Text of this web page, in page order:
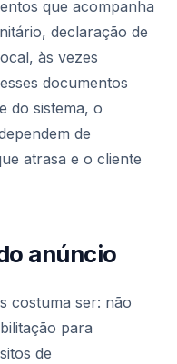
que acompanha
declaração de
às vezes
documentos
do sistema, o
de
atrasa e o cliente
anúncio
costuma ser: não
para
de